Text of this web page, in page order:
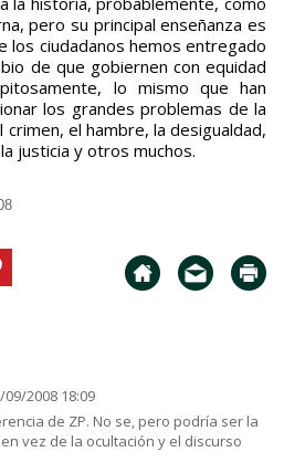
pero su principal enseñanza es
los ciudadanos hemos entregado
de que gobiernen con equidad
lo mismo que han
los grandes problemas de la
crimen, el hambre, la desigualdad,
justicia y otros muchos.
09/2008 18:09
de ZP. No se, pero podría ser la
vez de la ocultación y el discurso